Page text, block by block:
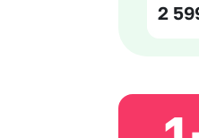
2